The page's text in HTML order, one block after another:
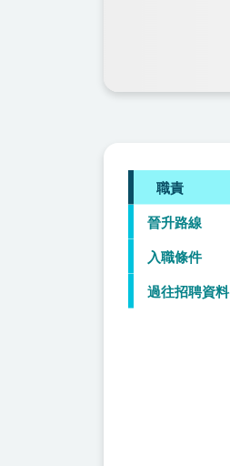
職責
晉升路線
入職條件
過往招聘資料